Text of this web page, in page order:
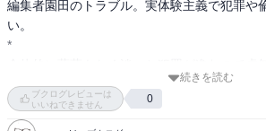
編集者園田のトラブル。実体験主義で犯罪や
い。
*
続きを読む
ブクログレビューは
いいねできません
0